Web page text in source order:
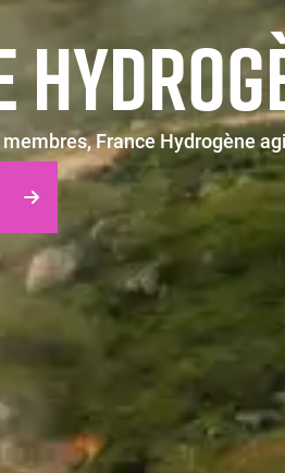
France Hydrogène